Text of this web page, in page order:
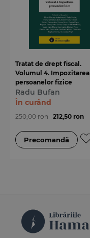
Tratat de drept fiscal.
Volumul 4. Impozitarea
persoanelor fizice
Radu Bufan
În curând
250,00 ron 212,50 ron